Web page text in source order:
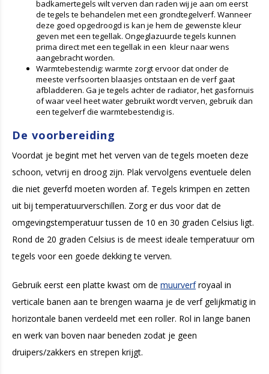
badkamertegels wilt verven dan raden wij je aan om eerst
de tegels te behandelen met een grondtegelverf. Wanneer
deze goed opgedroogd is kan je hem de gewenste kleur
geven met een tegellak. Ongeglazuurde tegels kunnen
prima direct met een tegellak in een kleur naar wens
aangebracht worden.
Warmtebestendig: warmte zorgt ervoor dat onder de
meeste verfsoorten blaasjes ontstaan en de verf gaat
afbladderen. Ga je tegels achter de radiator, het gasfornuis
of waar veel heet water gebruikt wordt verven, gebruik dan
een tegelverf die warmtebestendig is.
De voorbereiding
Voordat je begint met het verven van de tegels moeten deze
schoon, vetvrij en droog zijn. Plak vervolgens eventuele delen
die niet geverfd moeten worden af. Tegels krimpen en zetten
uit bij temperatuurverschillen. Zorg er dus voor dat de
omgevingstemperatuur tussen de 10 en 30 graden Celsius ligt.
Rond de 20 graden Celsius is de meest ideale temperatuur om
tegels voor een goede dekking te verven.
Gebruik eerst een platte kwast om de muurverfroyaal in
verticale banen aan te brengen waarna je de verf gelijkmatig in
horizontale banen verdeeld met een roller. Rol in lange banen
en werk van boven naar beneden zodat je geen
druipers/zakkers en strepen krijgt.